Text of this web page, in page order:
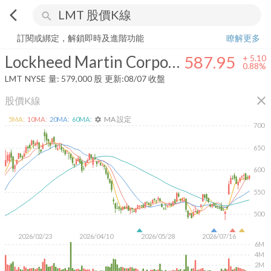
arrow_back_ios search
Lockheed Martin Corporation 587.95
訂閱或綁定，解鎖即時及進階功能
瞭解更多
Lockheed Martin Corporation 587.95 + 5.10
0.88%
LMT NYSE 量: 579,000 股 更新:08/07 收盤
股價K線 close
2026/02/23 2026/04/10 2026/05/28 2026/07/16
500
550
600
650
700
2M
4M
6M
5MA: 10MA: 20MA: 60MA: settings MA 設定